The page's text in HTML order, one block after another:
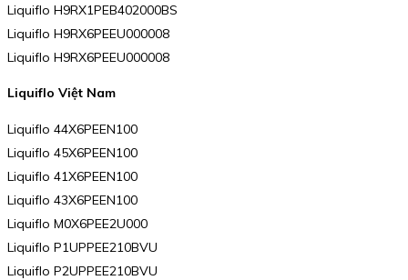
Liquiflo H9RX1PEB402000BS
Liquiflo H9RX6PEEU000008
Liquiflo H9RX6PEEU000008
Liquiflo Việt Nam
Liquiflo 44X6PEEN100
Liquiflo 45X6PEEN100
Liquiflo 41X6PEEN100
Liquiflo 43X6PEEN100
Liquiflo M0X6PEE2U000
Liquiflo P1UPPEE210BVU
Liquiflo P2UPPEE210BVU